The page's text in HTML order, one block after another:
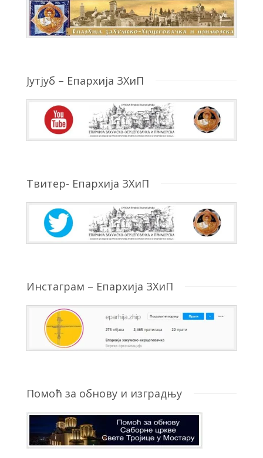
Јутјуб – Епархија ЗХиП
Твитер- Епархија ЗХиП
Инстаграм – Епархија ЗХиП
Помоћ за обнову и изградњу